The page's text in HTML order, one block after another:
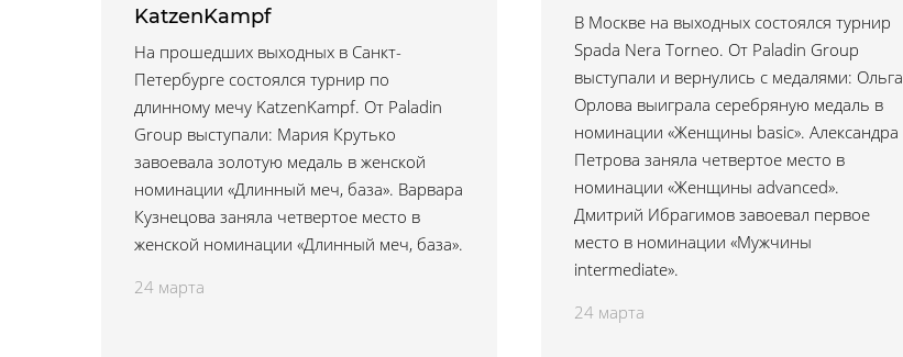
KatzenKampf
На прошедших выходных в Санкт-
Петербурге состоялся турнир по
длинному мечу KatzenKampf. От Paladin
Group выступали: Мария Крутько
завоевала золотую медаль в женской
номинации «Длинный меч, база». Варвара
Кузнецова заняла четвертое место в
женской номинации «Длинный меч, база».
24 марта
В Москве на выходных состоялся турнир
Spada Nerа Torneo. От Paladin Group
выступали и вернулись с медалями: Ольга
Орлова выиграла серебряную медаль в
номинации «Женщины basic». Александра
Петрова заняла четвертое место в
номинации «Женщины advanced».
Дмитрий Ибрагимов завоевал первое
место в номинации «Мужчины
intermediate».
24 марта